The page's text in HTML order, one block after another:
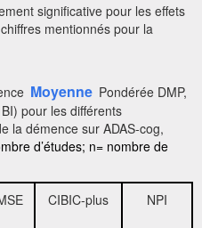
significative pour les effets
mentionnés pour la
Moyenne Pondérée DMP,
pour les différents
la démence sur ADAS-cog,
d’études; n= nombre de
CIBIC-plus NPI